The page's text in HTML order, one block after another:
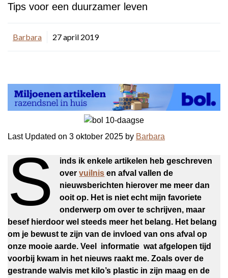
Tips voor een duurzamer leven
Barbara 27 april 2019
Last Updated on 3 oktober 2025 by Barbara
S
inds ik enkele artikelen heb geschreven
overvuilnis en afval vallen de
nieuwsberichten hierover me meer dan
ooit op. Het is niet echt mijn favoriete
onderwerp om over te schrijven, maar
besef hierdoor wel steeds meer het belang. Het belang
om je bewust te zijn van de invloed van ons afval op
onze mooie aarde. Veel informatie wat afgelopen tijd
voorbij kwam in het nieuws raakt me. Zoals over de
gestrande walvis met kilo’s plastic in zijn maag en de